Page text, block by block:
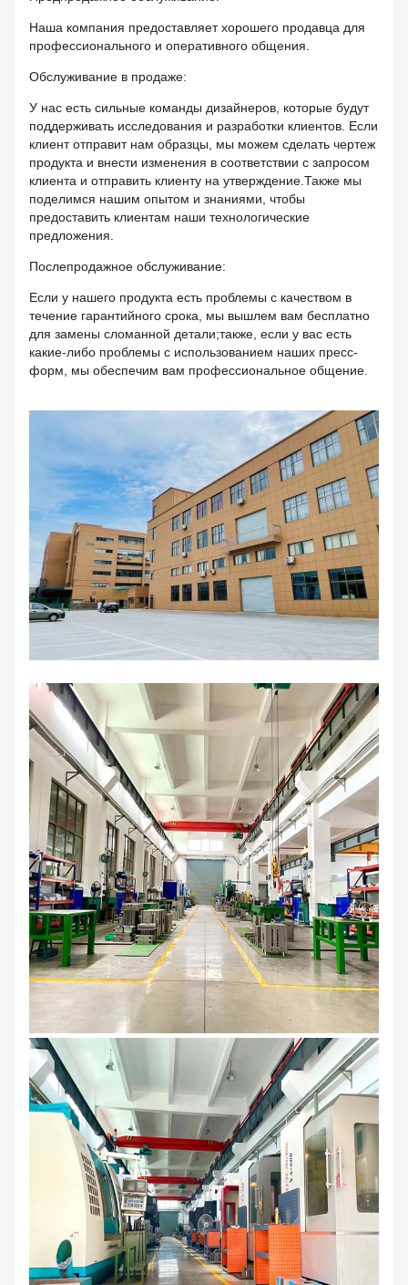
Наша компания предоставляет хорошего продавца для
профессионального и оперативного общения.
Обслуживание в продаже:
У нас есть сильные команды дизайнеров, которые будут
поддерживать исследования и разработки клиентов. Если
клиент отправит нам образцы, мы можем сделать чертеж
продукта и внести изменения в соответствии с запросом
клиента и отправить клиенту на утверждение.Также мы
поделимся нашим опытом и знаниями, чтобы
предоставить клиентам наши технологические
предложения.
Послепродажное обслуживание:
Если у нашего продукта есть проблемы с качеством в
течение гарантийного срока, мы вышлем вам бесплатно
для замены сломанной детали;также, если у вас есть
какие-либо проблемы с использованием наших пресс-
форм, мы обеспечим вам профессиональное общение.